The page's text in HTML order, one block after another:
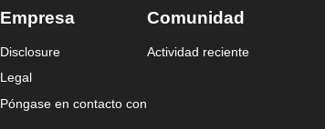
Empresa
Disclosure
Legal
Póngase en contacto con
Comunidad
Actividad reciente